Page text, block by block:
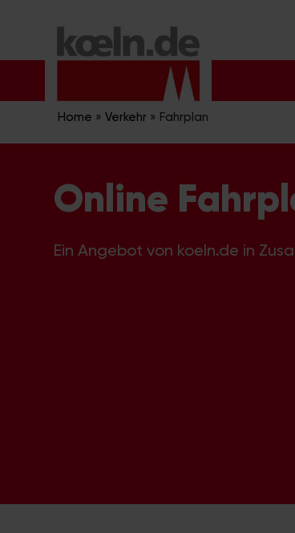
Inhalt
Home » Verkehr » Fahrplan
Online
Ein Angebot von koeln.de in